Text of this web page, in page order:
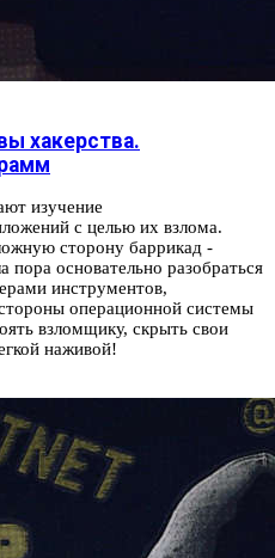
хакерства.
изучение
с целью их взлома.
сторону баррикад -
основательно разобраться
инструментов,
операционной системы
взломщику, скрыть свои
наживой!